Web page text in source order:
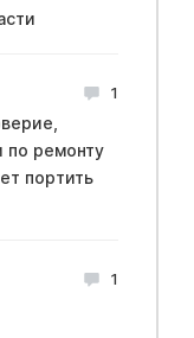
1
по ремонту
портить
1